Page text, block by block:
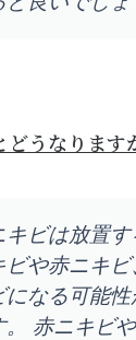
うなります
キビは放置
ビや赤ニキビ
になる可能性
。 赤ニキビ